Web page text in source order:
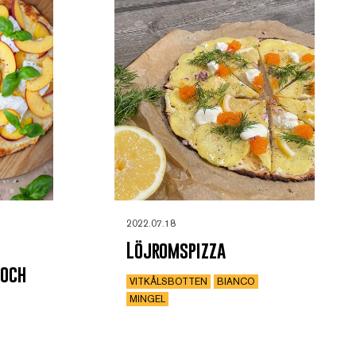
2022.07.18
Löjromspizza
VITKÅLSBOTTEN
BIANCO
MINGEL